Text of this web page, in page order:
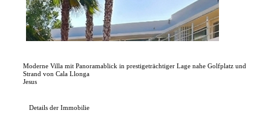
Moderne Villa mit Panoramablick in prestigeträchtiger Lage nahe Golfplatz und
Strand von Cala Llonga
Jesus
Details der Immobilie